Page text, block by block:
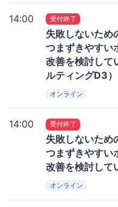
14:00 受付終了
失敗しないため
つまずきやす
改善を検討して
ルティングD3）
オンライン
14:00 受付終了
失敗しないため
つまずきやす
改善を検討して
オンライン